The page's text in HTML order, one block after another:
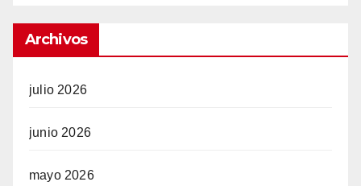
Archivos
julio 2026
junio 2026
mayo 2026